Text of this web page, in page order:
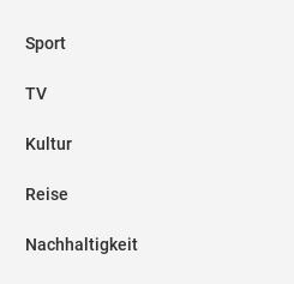
Sport
TV
Kultur
Reise
Nachhaltigkeit